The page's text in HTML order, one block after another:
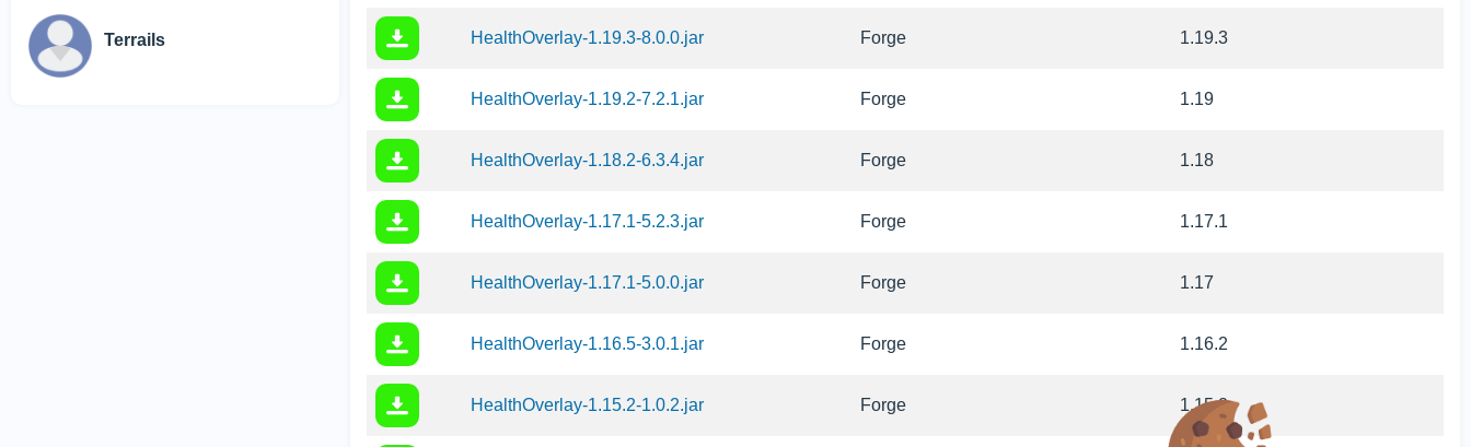
Terrails HealthOverlay-1.19.3-8.0.0.jar Forge 1.19.3
HealthOverlay-1.19.2-7.2.1.jar Forge 1.19
HealthOverlay-1.18.2-6.3.4.jar Forge 1.18
HealthOverlay-1.17.1-5.2.3.jar Forge 1.17.1
HealthOverlay-1.17.1-5.0.0.jar Forge 1.17
HealthOverlay-1.16.5-3.0.1.jar Forge 1.16.2
HealthOverlay-1.15.2-1.0.2.jar Forge 1.15.2